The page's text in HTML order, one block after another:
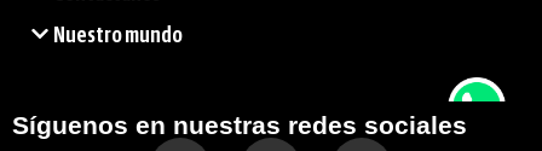
Nuestro mundo
Síguenos en nuestras redes sociales